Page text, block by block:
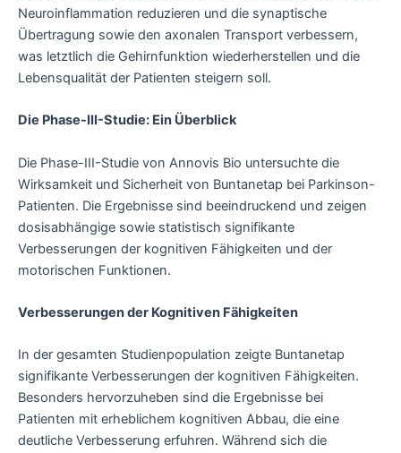
Neuroinflammation reduzieren und die synaptische
Übertragung sowie den axonalen Transport verbessern,
was letztlich die Gehirnfunktion wiederherstellen und die
Lebensqualität der Patienten steigern soll.
Die Phase-III-Studie: Ein Überblick
Die Phase-III-Studie von Annovis Bio untersuchte die
Wirksamkeit und Sicherheit von Buntanetap bei Parkinson-
Patienten. Die Ergebnisse sind beeindruckend und zeigen
dosisabhängige sowie statistisch signifikante
Verbesserungen der kognitiven Fähigkeiten und der
motorischen Funktionen.
Verbesserungen der Kognitiven Fähigkeiten
In der gesamten Studienpopulation zeigte Buntanetap
signifikante Verbesserungen der kognitiven Fähigkeiten.
Besonders hervorzuheben sind die Ergebnisse bei
Patienten mit erheblichem kognitiven Abbau, die eine
deutliche Verbesserung erfuhren. Während sich die